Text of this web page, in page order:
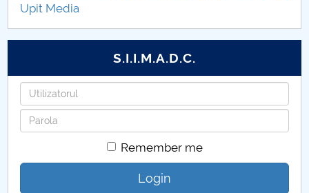
Proiecte internaționale 2020
Proiecte internaționale 2019
Proiecte internaționale 2011
Proiecte internaționale 2012
Upit Media
S.I.I.M.A.D.C.
Username
Password
Remember me
Login